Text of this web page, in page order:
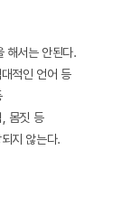
해서는 안된다.
적인 언어 등
몸짓 등
지 않는다.